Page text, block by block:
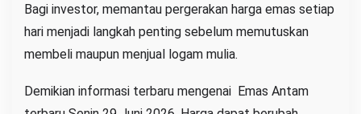
Bagi investor, memantau pergerakan harga emas setiap
hari menjadi langkah penting sebelum memutuskan
membeli maupun menjual logam mulia.
Demikian informasi terbaru mengenai Emas Antam